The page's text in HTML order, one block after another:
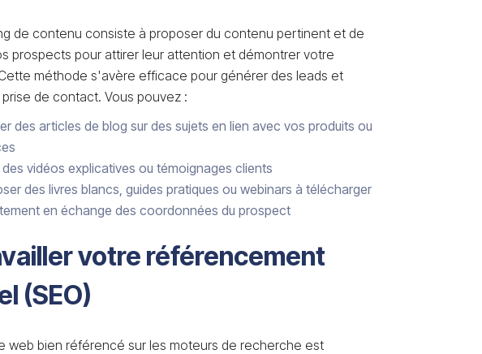
de contenu consiste à proposer du contenu pertinent et de
prospects pour attirer leur attention et démontrer votre
méthode s'avère efficace pour générer des leads et
de contact. Vous pouvez :
des articles de blog sur des sujets en lien avec vos produits ou
des vidéos explicatives ou témoignages clients
des livres blancs, guides pratiques ou webinars à télécharger
en échange des coordonnées du prospect
votre référencement
(SEO)
web bien référencé sur les moteurs de recherche est